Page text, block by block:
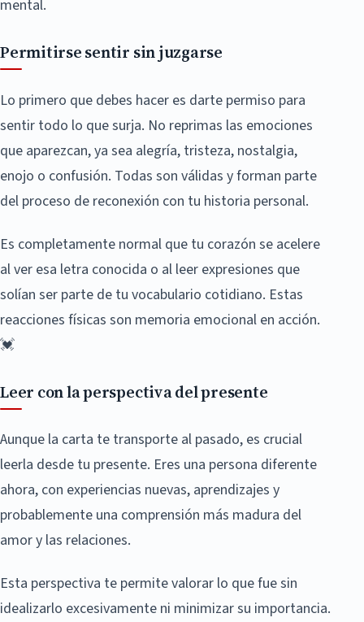
mental.
Permitirse sentir sin juzgarse
Lo primero que debes hacer es darte permiso para
sentir todo lo que surja. No reprimas las emociones
que aparezcan, ya sea alegría, tristeza, nostalgia,
enojo o confusión. Todas son válidas y forman parte
del proceso de reconexión con tu historia personal.
Es completamente normal que tu corazón se acelere
al ver esa letra conocida o al leer expresiones que
solían ser parte de tu vocabulario cotidiano. Estas
reacciones físicas son memoria emocional en acción.
💓
Leer con la perspectiva del presente
Aunque la carta te transporte al pasado, es crucial
leerla desde tu presente. Eres una persona diferente
ahora, con experiencias nuevas, aprendizajes y
probablemente una comprensión más madura del
amor y las relaciones.
Esta perspectiva te permite valorar lo que fue sin
idealizarlo excesivamente ni minimizar su importancia.